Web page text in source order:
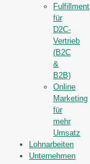
Fulfillment
für
D2C-
Vertrieb
(B2C
&
B2B)
Online
Marketing
für
mehr
Umsatz
Lohnarbeiten
Unternehmen